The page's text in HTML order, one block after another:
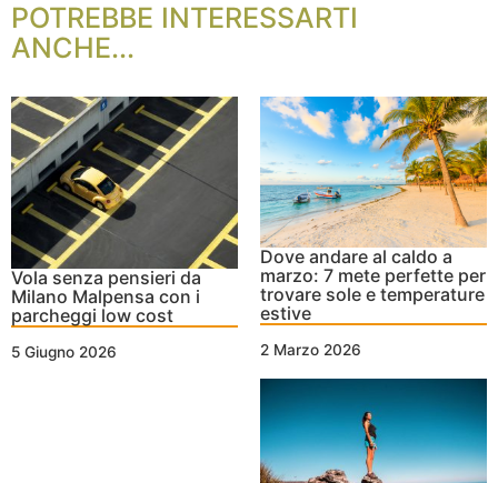
POTREBBE INTERESSARTI
ANCHE...
Vola senza pensieri da
Milano Malpensa con i
parcheggi low cost
5 Giugno 2026
Dove andare al caldo a
marzo: 7 mete perfette per
trovare sole e temperature
estive
2 Marzo 2026